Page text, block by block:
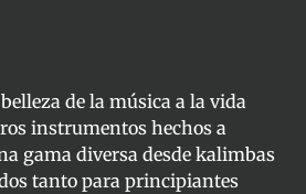
de la música a la vida
instrumentos hechos a
gama diversa desde kalimbas
tanto para principiantes